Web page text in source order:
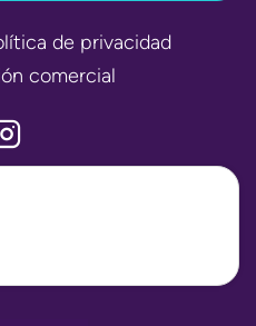
de privacidad
comercial